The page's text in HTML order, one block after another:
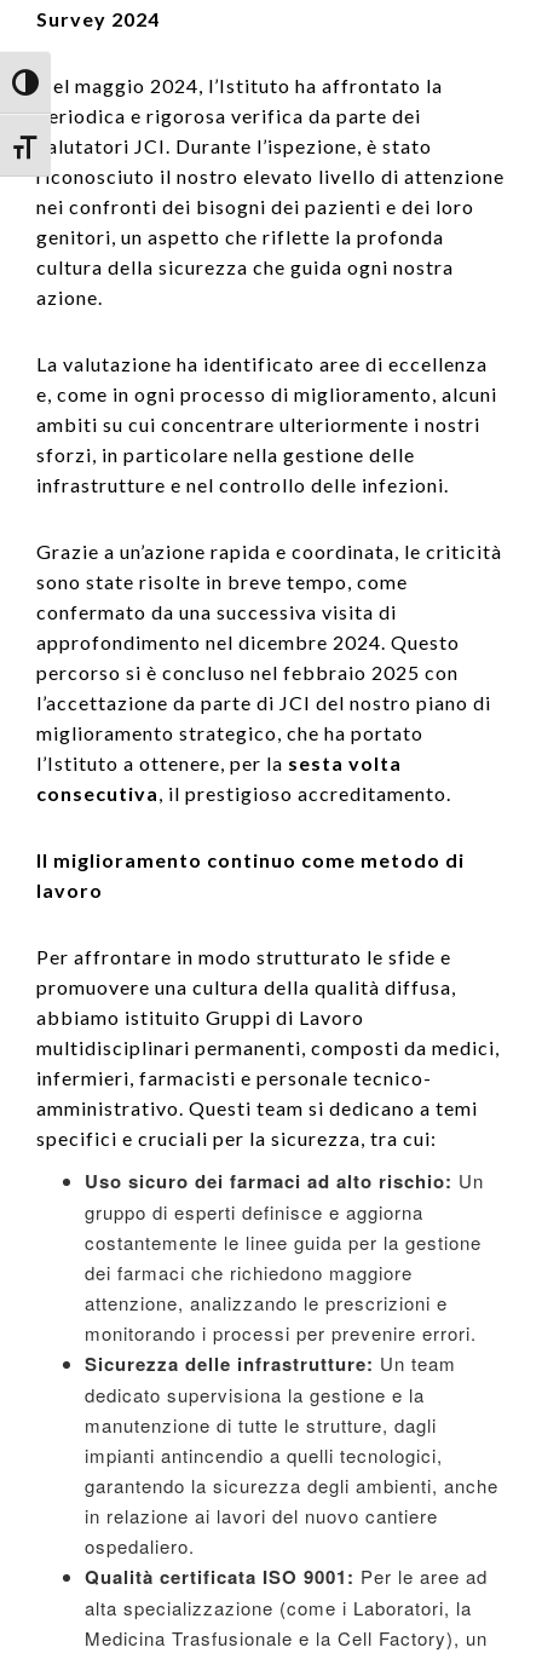
Attiva/disattiva alto contrasto
Attiva/disattiva dimensione testo
Survey 2024
Nel maggio 2024, l’Istituto ha affrontato la
periodica e rigorosa verifica da parte dei
valutatori JCI. Durante l’ispezione, è stato
riconosciuto il nostro elevato livello di attenzione
nei confronti dei bisogni dei pazienti e dei loro
genitori, un aspetto che riflette la profonda
cultura della sicurezza che guida ogni nostra
azione.
La valutazione ha identificato aree di eccellenza
e, come in ogni processo di miglioramento, alcuni
ambiti su cui concentrare ulteriormente i nostri
sforzi, in particolare nella gestione delle
infrastrutture e nel controllo delle infezioni.
Grazie a un’azione rapida e coordinata, le criticità
sono state risolte in breve tempo, come
confermato da una successiva visita di
approfondimento nel dicembre 2024. Questo
percorso si è concluso nel febbraio 2025 con
l’accettazione da parte di JCI del nostro piano di
miglioramento strategico, che ha portato
l’Istituto a ottenere, per la sesta volta
consecutiva, il prestigioso accreditamento.
Il miglioramento continuo come metodo di
lavoro
Per affrontare in modo strutturato le sfide e
promuovere una cultura della qualità diffusa,
abbiamo istituito Gruppi di Lavoro
multidisciplinari permanenti, composti da medici,
infermieri, farmacisti e personale tecnico-
amministrativo. Questi team si dedicano a temi
specifici e cruciali per la sicurezza, tra cui:
Uso sicuro dei farmaci ad alto rischio: Un
gruppo di esperti definisce e aggiorna
costantemente le linee guida per la gestione
dei farmaci che richiedono maggiore
attenzione, analizzando le prescrizioni e
monitorando i processi per prevenire errori.
Sicurezza delle infrastrutture: Un team
dedicato supervisiona la gestione e la
manutenzione di tutte le strutture, dagli
impianti antincendio a quelli tecnologici,
garantendo la sicurezza degli ambienti, anche
in relazione ai lavori del nuovo cantiere
ospedaliero.
Qualità certificata ISO 9001: Per le aree ad
alta specializzazione (come i Laboratori, la
Medicina Trasfusionale e la Cell Factory), un